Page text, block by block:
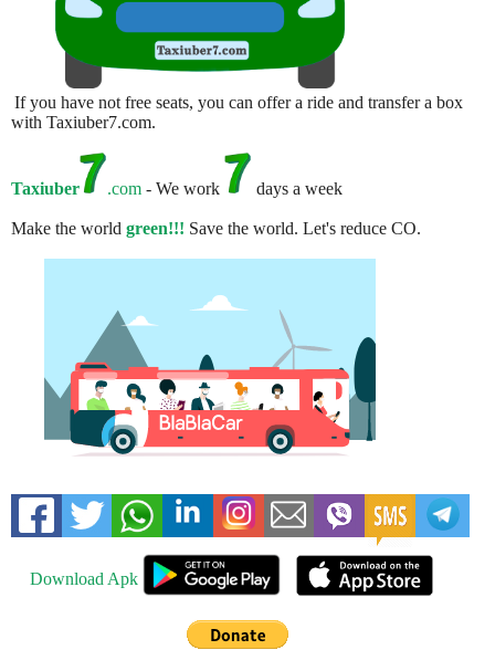
If you have not free seats, you can offer a ride and transfer a box
with Taxiuber7.com.
Taxiuber .com - We work days a week
Make the world green!!! Save the world. Let's reduce CO.
Download Apk